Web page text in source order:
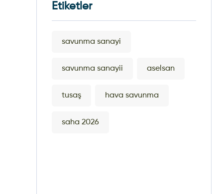
Etiketler
savunma sanayi
savunma sanayii aselsan
tusaş hava savunma
saha 2026